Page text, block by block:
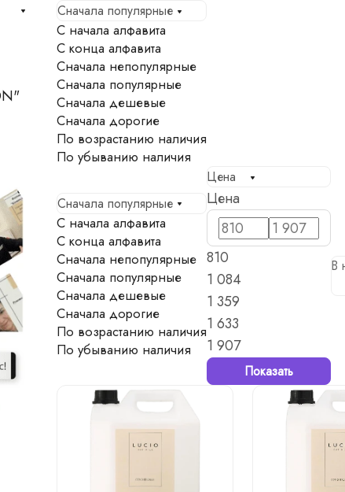
Сначала популярные
С начала алфавита
С конца алфавита
Сначала непопулярные
Сначала популярные
Сначала дешевые
Сначала дорогие
По возрастанию наличия
По убыванию наличия
Сначала популярные
С начала алфавита
С конца алфавита
Сначала непопулярные
Сначала популярные
Сначала дешевые
Сначала дорогие
По возрастанию наличия
По убыванию наличия
Цена
Цена
810
1 084
1 359
1 633
1 907
Показать
В